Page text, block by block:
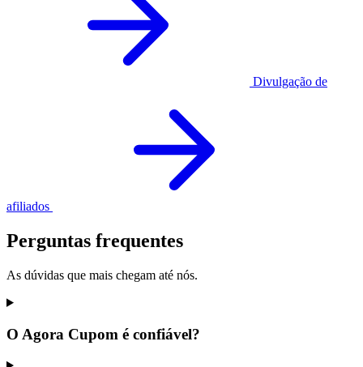
Divulgação de
afiliados
Perguntas frequentes
As dúvidas que mais chegam até nós.
O Agora Cupom é confiável?